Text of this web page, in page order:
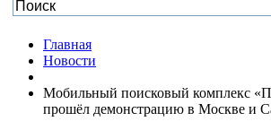
Главная
Новости
Мобильный поисковый комплекс
прошёл демонстрацию в Москве и